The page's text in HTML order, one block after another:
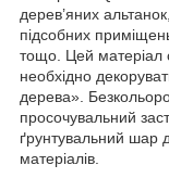
дерев’яних
підсобних
тощо. Цей матеріал
необхідно
дерева».
просочувальний
ґрунтувальний шар
матеріалів.